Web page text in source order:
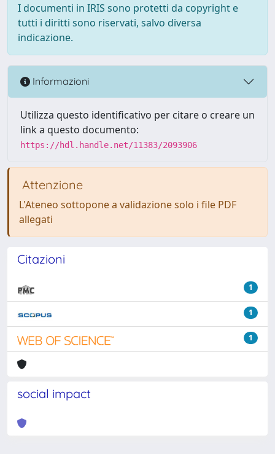
I documenti in IRIS sono protetti da copyright e
tutti i diritti sono riservati, salvo diversa
indicazione.
Informazioni
Utilizza questo identificativo per citare o creare un
link a questo documento:
https://hdl.handle.net/11383/2093906
Attenzione
L'Ateneo sottopone a validazione solo i file PDF
allegati
Citazioni
1
1
1
social impact